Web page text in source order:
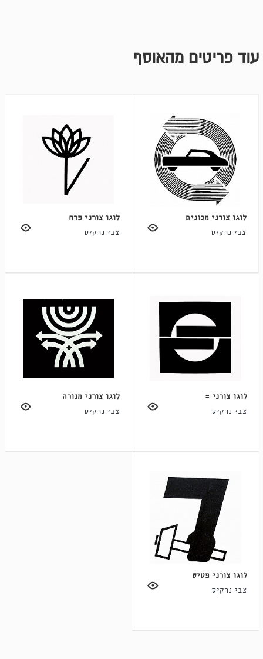
עוד פריטים מהאוסף
לוגו צורני מכונית
צבי נרקיס
לוגו צורני פרח
צבי נרקיס
לוגו צורני =
צבי נרקיס
לוגו צורני מנורה
צבי נרקיס
לוגו צורני פטיש
צבי נרקיס